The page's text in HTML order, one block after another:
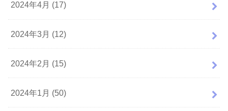
2024年4月 (17)
2024年3月 (12)
2024年2月 (15)
2024年1月 (50)